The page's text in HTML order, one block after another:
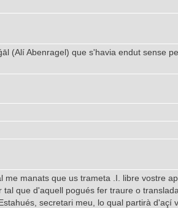
(Alí Abenragel) que s'havia endut sense
manats que us trameta .I. libre vostre
que d'aquell pogués fer traure o
secretari meu, lo qual partirà d'açí